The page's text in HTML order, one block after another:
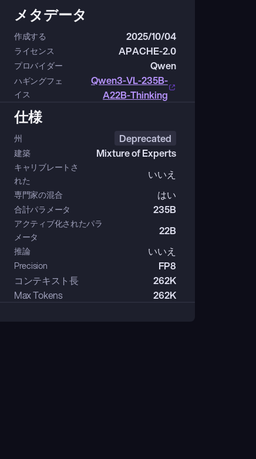
メタデータ
作成する 2025/10/04
ライセンス APACHE-2.0
プロバイダー Qwen
ハギングフェ
イス
Qwen3-VL-235B-
A22B-Thinking
仕様
州 Deprecated
建築 Mixture of Experts
キャリブレートさ
れた
いいえ
専門家の混合 はい
合計パラメータ 235B
アクティブ化されたパラ
メータ
22B
推論 いいえ
Precision
FP8
コンテキスト長
262K
Max Tokens
262K